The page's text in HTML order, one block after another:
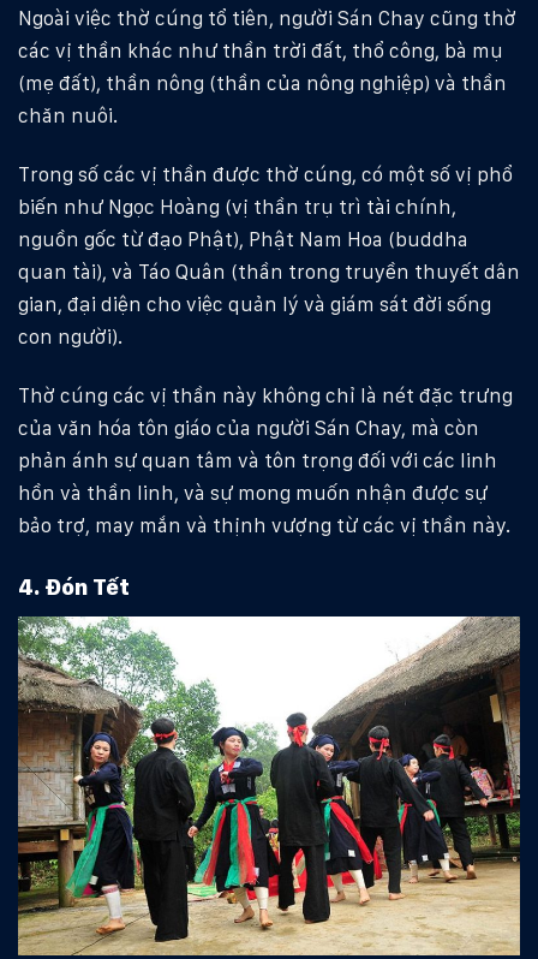
Ngoài việc thờ cúng tổ tiên, người Sán Chay cũng thờ
các vị thần khác như thần trời đất, thổ công, bà mụ
(mẹ đất), thần nông (thần của nông nghiệp) và thần
chăn nuôi.
Trong số các vị thần được thờ cúng, có một số vị phổ
biến như Ngọc Hoàng (vị thần trụ trì tài chính,
nguồn gốc từ đạo Phật), Phật Nam Hoa (buddha
quan tài), và Táo Quân (thần trong truyền thuyết dân
gian, đại diện cho việc quản lý và giám sát đời sống
con người).
Thờ cúng các vị thần này không chỉ là nét đặc trưng
của văn hóa tôn giáo của người Sán Chay, mà còn
phản ánh sự quan tâm và tôn trọng đối với các linh
hồn và thần linh, và sự mong muốn nhận được sự
bảo trợ, may mắn và thịnh vượng từ các vị thần này.
4. Đón Tết